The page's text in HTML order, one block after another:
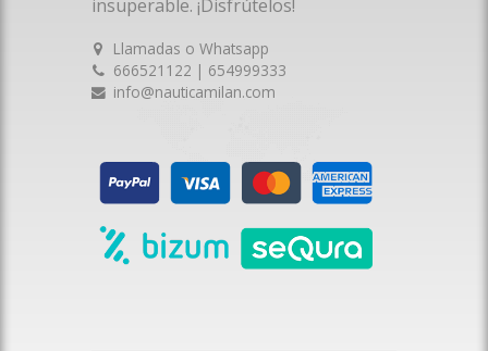
insuperable. ¡Disfrútelos!
Llamadas o Whatsapp
666521122 | 654999333
info@nauticamilan.com